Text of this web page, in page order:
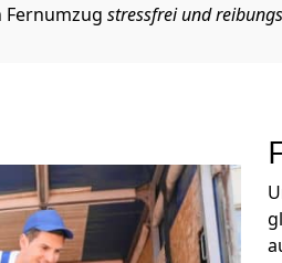
stressfrei und